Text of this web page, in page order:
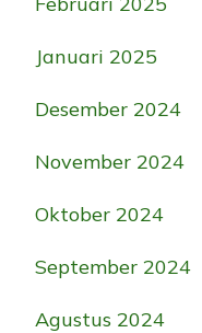
Januari 2025
Desember 2024
November 2024
Oktober 2024
September 2024
Agustus 2024